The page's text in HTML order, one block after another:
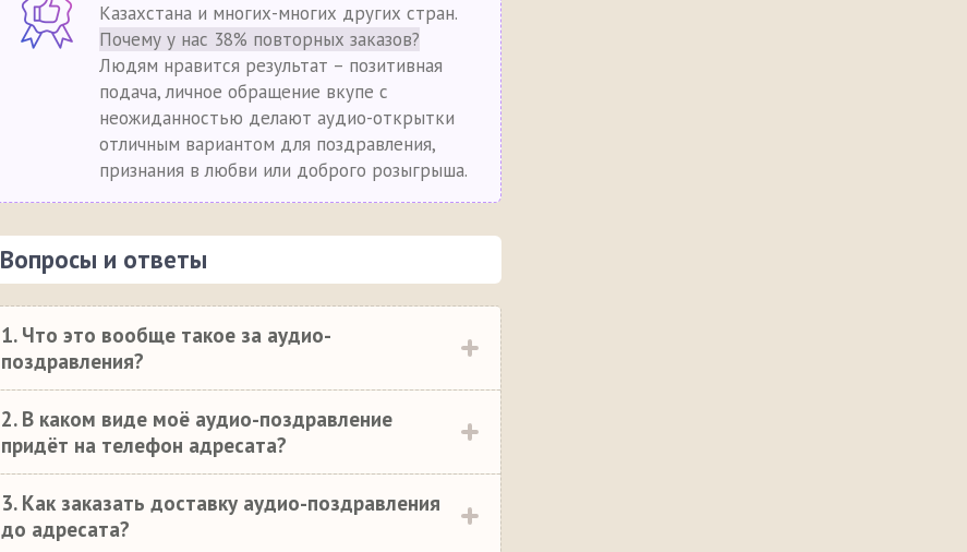
Казахстана и многих-многих других стран.
Почему у нас 38% повторных заказов?
Людям нравится результат – позитивная
подача, личное обращение вкупе с
неожиданностью делают аудио-открытки
отличным вариантом для поздравления,
признания в любви или доброго розыгрыша.
Вопросы и ответы
1. Что это вообще такое за аудио-
поздравления?
2. В каком виде моё аудио-поздравление
придёт на телефон адресата?
3. Как заказать доставку аудио-поздравления
до адресата?